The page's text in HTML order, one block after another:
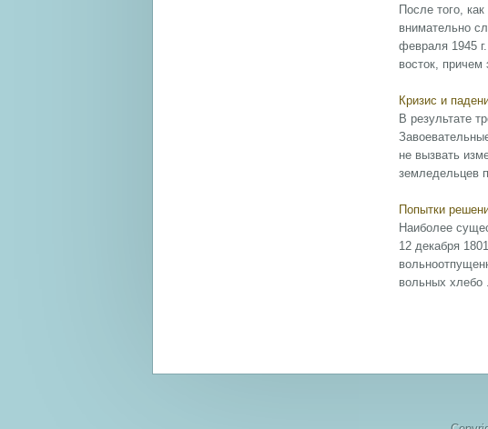
После того,
внимательно
февраля 1945
восток, причем
Кризис и
В результате
не вызвать
земледельцев
Попытки
Наиболее
12 декабря
вольных хлебо